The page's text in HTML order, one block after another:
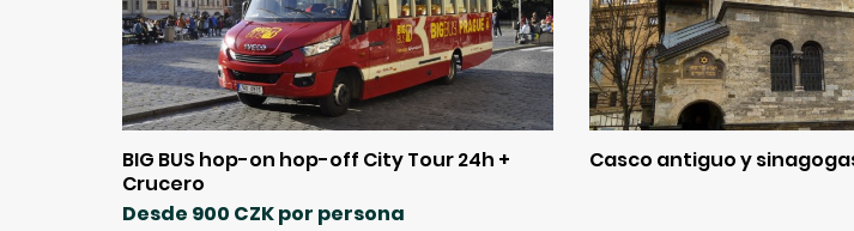
BIG BUS hop-on hop-off City Tour 24h +
Crucero
Desde 900 CZK por persona
Casco antiguo y